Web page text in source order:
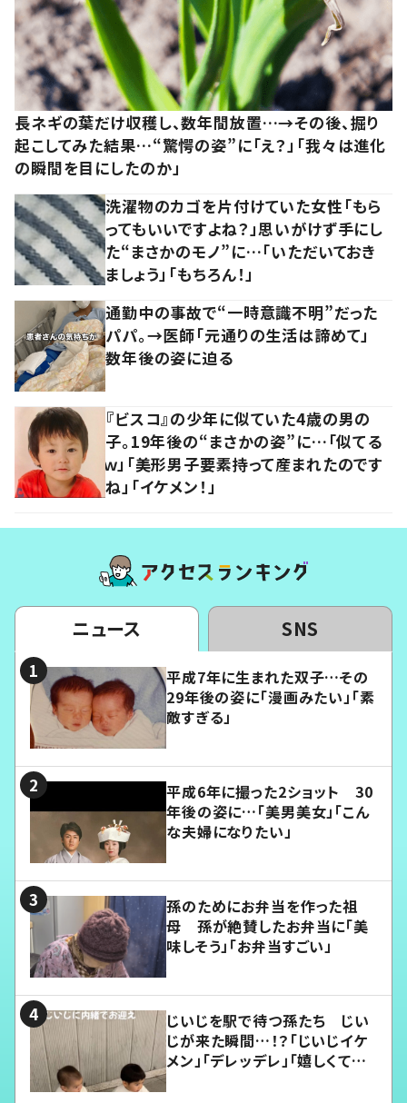
長ネギの葉だけ収穫し、数年間放置…→その後、掘り
起こしてみた結果…“驚愕の姿”に「え？」「我々は進化
の瞬間を目にしたのか」
洗濯物のカゴを片付けていた女性「もら
ってもいいですよね？」思いがけず手にし
た“まさかのモノ”に…「いただいておき
ましょう」「もちろん！」
通勤中の事故で“一時意識不明”だった
パパ。→医師「元通りの生活は諦めて」
数年後の姿に迫る
『ビスコ』の少年に似ていた4歳の男の
子。19年後の“まさかの姿”に…「似てる
ｗ」「美形男子要素持って産まれたのです
ね」「イケメン！」
ニュース SNS
平成7年に生まれた双子…その
29年後の姿に「漫画みたい」「素
敵すぎる」
平成6年に撮った2ショット 30
年後の姿に…「美男美女」「こん
な夫婦になりたい」
孫のためにお弁当を作った祖
母 孫が絶賛したお弁当に「美
味しそう」「お弁当すごい」
じいじを駅で待つ孫たち じい
じが来た瞬間…！？「じいじイケ
メン」「デレッデレ」「嬉しくて可